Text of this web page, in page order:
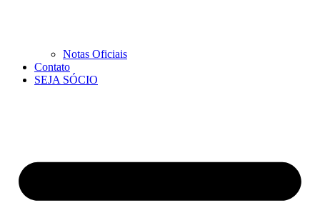
Notas Oficiais
Contato
SEJA SÓCIO